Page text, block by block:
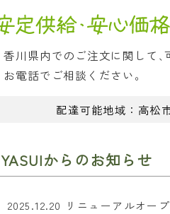
香川県内でのご注文に関して､
お電話でご相談ください。
配達可能地域：高
YASUIからのお知らせ
2025.12.20 リニューアルオー